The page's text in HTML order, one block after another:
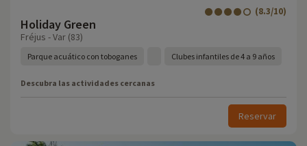
Holiday Green
(8.3/10)
Fréjus - Var (83)
Parque acuático con toboganes Clubes infantiles de 4 a 9 años
Descubra las actividades cercanas
Reservar